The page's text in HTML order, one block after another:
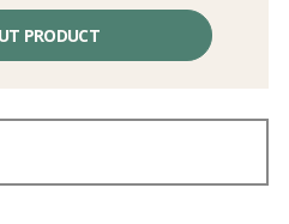
PRODUCT